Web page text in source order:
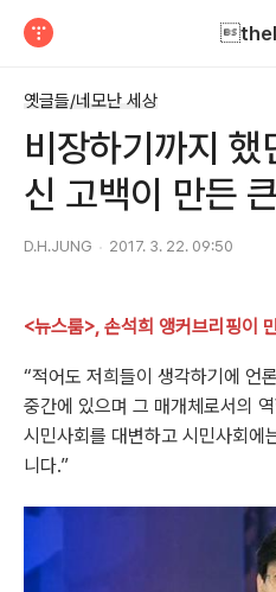
옛글들/네모난 세상
비장하기까지 했
신 고백이 만든
D.H.JUNG 2017. 3. 22. 09:50
<뉴스룸>, 손석희 앵커브리핑이
“적어도 저희들이 생각하기에 언
중간에 있으며 그 매개체로서의
시민사회를 대변하고 시민사회에
니다.”